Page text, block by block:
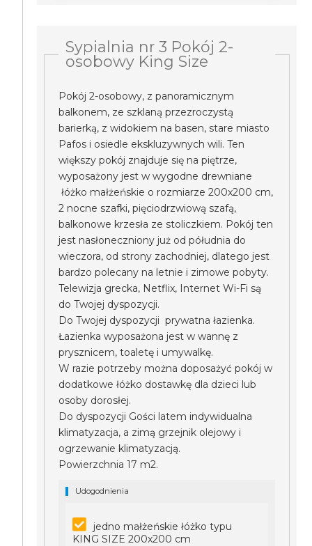
Sypialnia nr 3 Pokój 2-
osobowy King Size
Pokój 2-osobowy, z panoramicznym
balkonem, ze szklaną przezroczystą
barierką, z widokiem na basen, stare miasto
Pafos i osiedle ekskluzywnych wili. Ten
większy pokój znajduje się na piętrze,
wyposażony jest w wygodne drewniane
łóżko małżeńskie o rozmiarze 200x200 cm,
2 nocne szafki, pięciodrzwiową szafą,
balkonowe krzesła ze stoliczkiem. Pokój ten
jest nasłoneczniony już od półudnia do
wieczora, od strony zachodniej, dlatego jest
bardzo polecany na letnie i zimowe pobyty.
Telewizja grecka, Netflix, Internet Wi-Fi są
do Twojej dyspozycji.
Do Twojej dyspozycji prywatna łazienka.
Łazienka wyposażona jest w wannę z
prysznicem, toaletę i umywalkę.
W razie potrzeby można doposażyć pokój w
dodatkowe łóżko dostawkę dla dzieci lub
osoby dorosłej.
Do dyspozycji Gości latem indywidualna
klimatyzacja, a zimą grzejnik olejowy i
ogrzewanie klimatyzacją.
Powierzchnia 17 m2.
Udogodnienia
jedno małżeńskie łóżko typu
KING SIZE 200x200 cm